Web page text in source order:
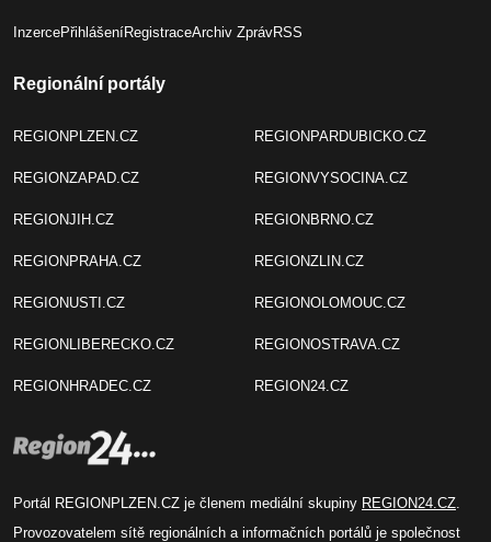
InzercePřihlášeníRegistraceArchiv ZprávRSS
Regionální portály
REGIONPLZEN.CZ
REGIONZAPAD.CZ
REGIONJIH.CZ
REGIONPRAHA.CZ
REGIONUSTI.CZ
REGIONLIBERECKO.CZ
REGIONHRADEC.CZ
REGIONPARDUBICKO.CZ
REGIONVYSOCINA.CZ
REGIONBRNO.CZ
REGIONZLIN.CZ
REGIONOLOMOUC.CZ
REGIONOSTRAVA.CZ
REGION24.CZ
Portál REGIONPLZEN.CZ je členem mediální skupiny REGION24.CZ.
Provozovatelem sítě regionálních a informačních portálů je společnost